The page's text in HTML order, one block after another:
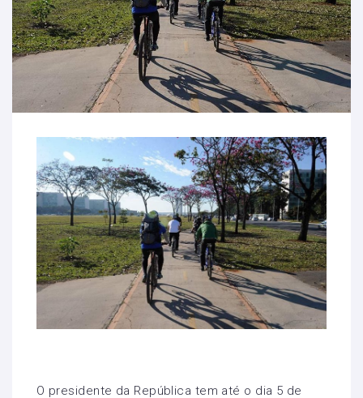
O presidente da República tem até o dia 5 de